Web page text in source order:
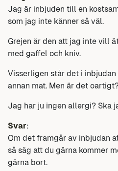
Jag är inbjuden till en
som jag inte känner så väl.
Grejen är den att jag inte vill
med gaffel och kniv.
Visserligen står det i
annan mat. Men är det
Jag har ju ingen allergi? Ska
Svar:
Om det framgår av inbjudan
så säg att du gärna kommer
gärna bort.